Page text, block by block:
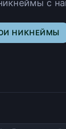
с
НИКНЕЙМЫ